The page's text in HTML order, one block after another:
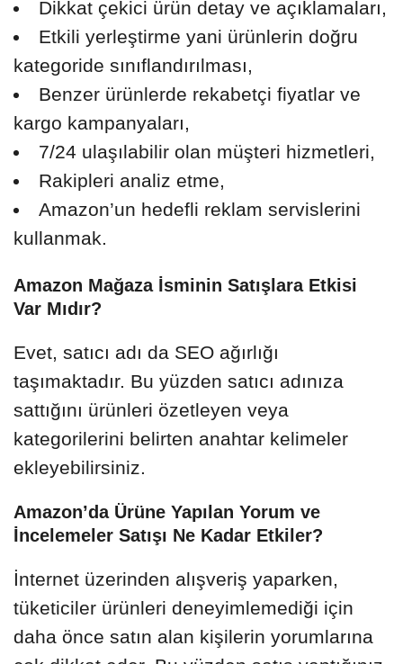
Dikkat çekici ürün detay ve açıklamaları,
Etkili yerleştirme yani ürünlerin doğru
kategoride sınıflandırılması,
Benzer ürünlerde rekabetçi fiyatlar ve
kargo kampanyaları,
7/24 ulaşılabilir olan müşteri hizmetleri,
Rakipleri analiz etme,
Amazon’un hedefli reklam servislerini
kullanmak.
Amazon Mağaza İsminin Satışlara Etkisi
Var Mıdır?
Evet, satıcı adı da SEO ağırlığı
taşımaktadır. Bu yüzden satıcı adınıza
sattığını ürünleri özetleyen veya
kategorilerini belirten anahtar kelimeler
ekleyebilirsiniz.
Amazon’da Ürüne Yapılan Yorum ve
İncelemeler Satışı Ne Kadar Etkiler?
İnternet üzerinden alışveriş yaparken,
tüketiciler ürünleri deneyimlemediği için
daha önce satın alan kişilerin yorumlarına